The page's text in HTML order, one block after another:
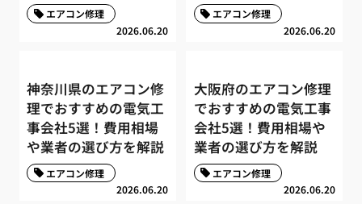
2026.06.20
エアコン修理
2026.06.20
エアコン修理
神奈川県のエアコン修
理でおすすめの電気工
事会社5選！費用相場
や業者の選び方を解説
2026.06.20
エアコン修理
大阪府のエアコン修理
でおすすめの電気工事
会社5選！費用相場や
業者の選び方を解説
2026.06.20
エアコン修理